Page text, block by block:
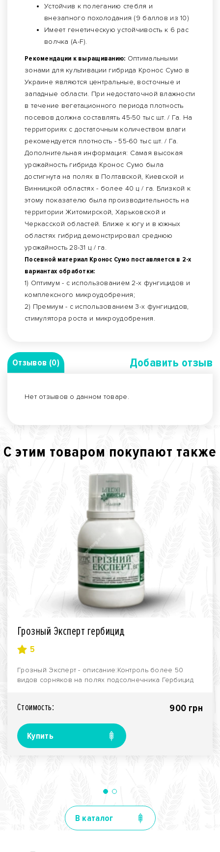
Устойчив к полеганию стебля и
внезапного похолодания (9 баллов из 10)
Имеет генетическую устойчивость к 6 рас
волчка (А-F).
Рекомендации к выращиванию: Оптимальными
зонами для культивации гибрида Кронос Сумо в
Украине являются центральные, восточные и
западные области. При недостаточной влажности
в течение вегетационного периода плотность
посевов должна составлять 45-50 тыс шт. / Га. На
территориях с достаточным количеством влаги
рекомендуется плотность - 55-60 тыс шт. / Га.
Дополнительная информация: Самая высокая
урожайность гибрида Кронос Сумо была
достигнута на полях в Полтавской, Киевской и
Винницкой областях - более 40 ц / га. Близкой к
этому показателю была производительность на
территории Житомирской, Харьковской и
Черкасской областей. Ближе к югу и в южных
областях гибрид демонстрировал среднюю
урожайность 28-31 ц / га.
Посевной материал Кронос Сумо поставляется в 2-х
вариантах обработки:
1) Оптимум - с использованием 2-х фунгицидов и
комплексного микроудобрения;
2) Премиум - с использованием 3-х фунгицидов,
стимулятора роста и микроудобрения.
Отзывов (0) Добавить отзыв
Нет отзывов о данном товаре.
С этим товаром покупают также
Грозный Эксперт гербицид
5
Грозный Эксперт - описание:Контроль более 50
видов сорняков на полях подсолнечника Гербицид
Стоимость: 900 грн
Купить
В каталог